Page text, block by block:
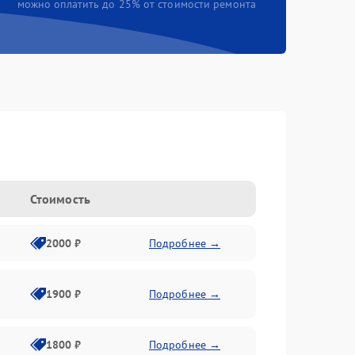
можно оплатить до 25% от стоимости ремонта
Стоимость
2000 ₽ Подробнее →
1900 ₽ Подробнее →
1800 ₽ Подробнее →